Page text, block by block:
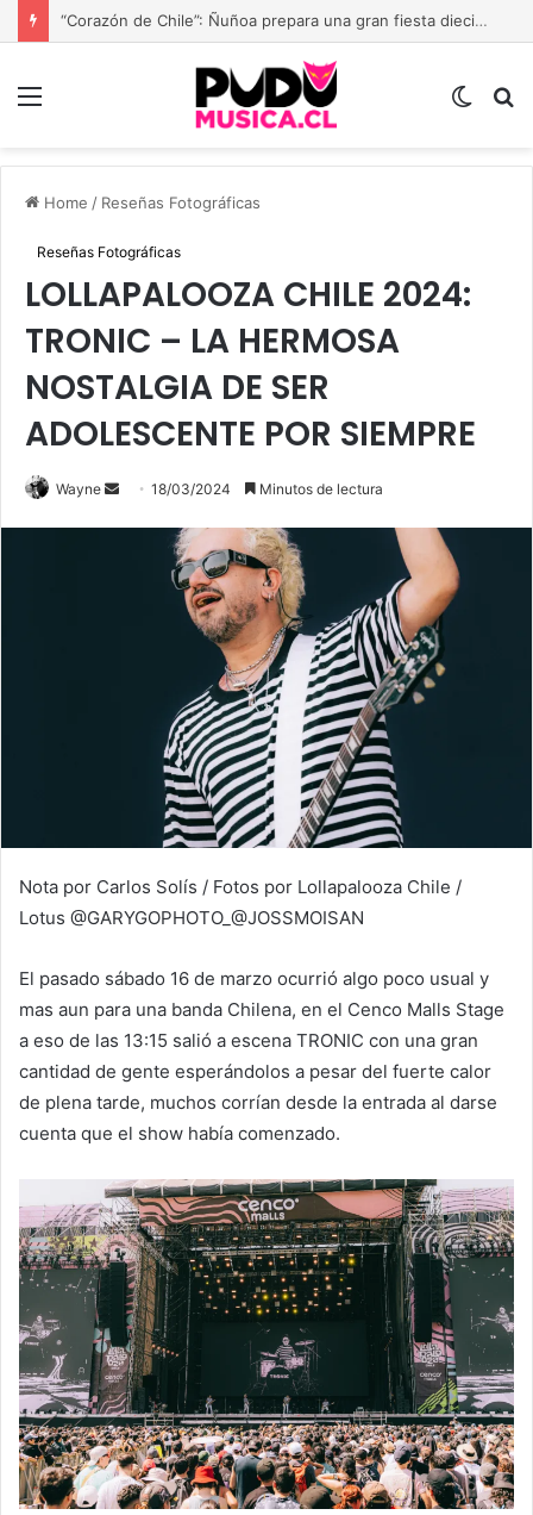
“Corazón de Chile”: Ñuñoa prepara una gran fiesta dieciochera para celebrar las Fiestas Patrias
Menu
Switch
Home / Reseñas Fotográficas
Reseñas Fotográficas
LOLLAPALOOZA CHILE 2024:
TRONIC – LA HERMOSA
NOSTALGIA DE SER
ADOLESCENTE POR SIEMPRE
Wayne
Send18/03/2024 Minutos de lectura
Nota por Carlos Solís / Fotos por Lollapalooza Chile /
Lotus @GARYGOPHOTO_@JOSSMOISAN
El pasado sábado 16 de marzo ocurrió algo poco usual y
mas aun para una banda Chilena, en el Cenco Malls Stage
a eso de las 13:15 salió a escena TRONIC con una gran
cantidad de gente esperándolos a pesar del fuerte calor
de plena tarde, muchos corrían desde la entrada al darse
cuenta que el show había comenzado.